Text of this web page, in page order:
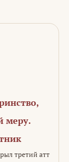
меру.
третий атт